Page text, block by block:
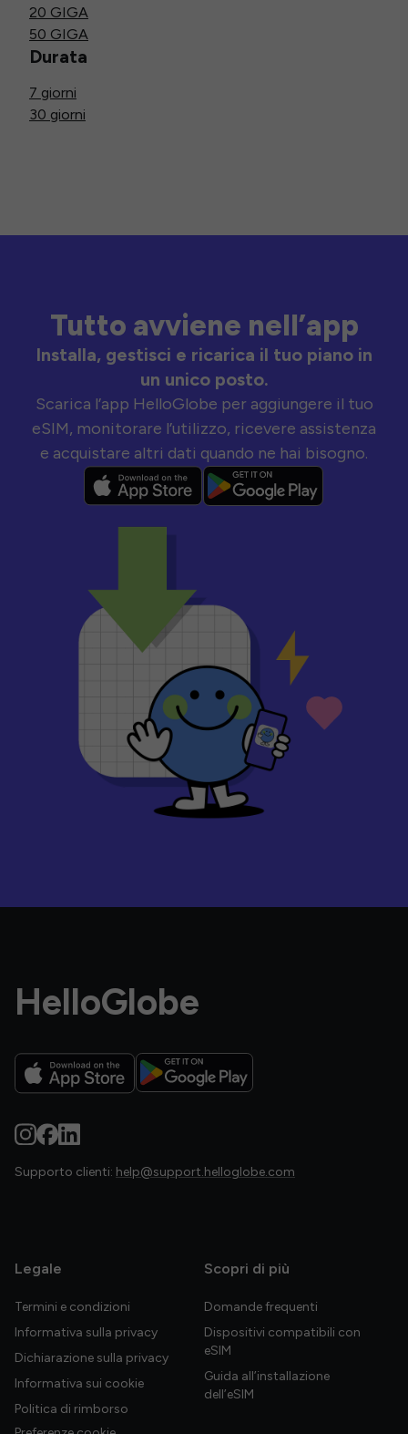
20 GIGA
50 GIGA
Durata
7 giorni
30 giorni
Tutto avviene nell’app
Installa, gestisci e ricarica il tuo piano in
un unico posto.
Scarica l’app HelloGlobe per aggiungere il tuo
eSIM, monitorare l’utilizzo, ricevere assistenza
e acquistare altri dati quando ne hai bisogno.
HelloGlobe
Supporto clienti: help@support.helloglobe.com
Legale
Termini e condizioni
Informativa sulla privacy
Dichiarazione sulla privacy
Informativa sui cookie
Politica di rimborso
Scopri di più
Domande frequenti
Dispositivi compatibili con
eSIM
Guida all’installazione
dell’eSIM